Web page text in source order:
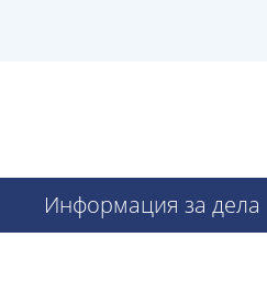
Информация за дела